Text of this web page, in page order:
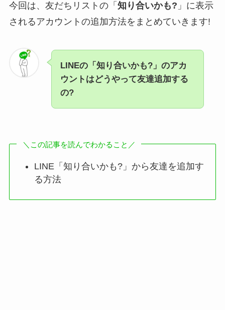
今回は、友だちリストの「 知り合いかも? 」に表示
されるアカウントの追加方法をまとめていきます!
LINEの「知り合いかも?」のアカ
ウントはどうやって友達追加する
の?
＼この記事を読んでわかること／
LINE「知り合いかも?」から友達を追加す
る方法